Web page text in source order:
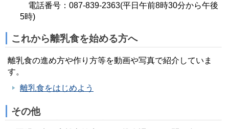
電話番号：087-839-2363(平日午前8時30分から午後
5時)
これから離乳食を始める方へ
離乳食の進め方や作り方等を動画や写真で紹介していま
す。
離乳食をはじめよう
その他